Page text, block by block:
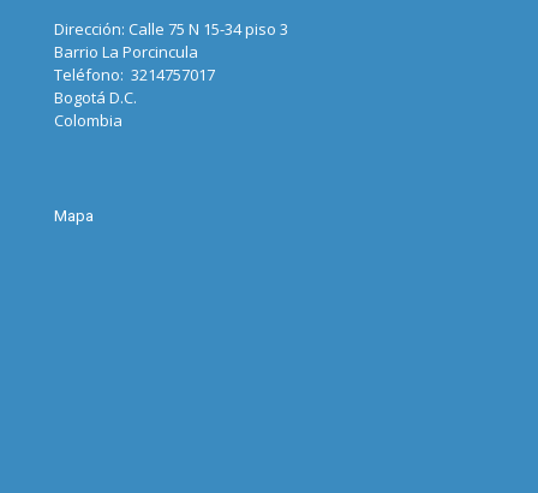
Dirección: Calle 75 N 15-34 piso 3
Barrio La Porcincula
Teléfono: 3214757017
Bogotá D.C.
Colombia
Mapa